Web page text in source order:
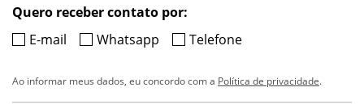
Quero receber contato por:
E-mail
Whatsapp Telefone
Ao informar meus dados, eu concordo com a Política de privacidade.